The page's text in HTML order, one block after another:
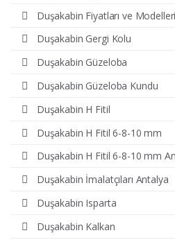
Duşakabin Fiyatları ve
Duşakabin Gergi Kolu
Duşakabin Güzeloba
Duşakabin Güzeloba Kundu
Duşakabin H Fitil
Duşakabin H Fitil 6-8-10 mm
Duşakabin H Fitil 6-8-10 mm
Duşakabin İmalatçıları Antalya
Duşakabin Isparta
Duşakabin Kalkan